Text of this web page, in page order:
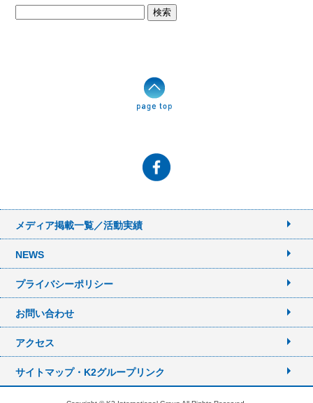
メディア掲載一覧／活動実績
NEWS
プライバシーポリシー
お問い合わせ
アクセス
サイトマップ・K2グループリンク